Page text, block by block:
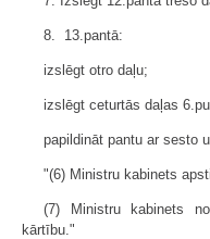
8. 13.pantā:
izslēgt otro daļu;
izslēgt ceturtās daļas
papildināt pantu ar sesto
"(6) Ministru kabinets
(7) Ministru kabinets
kārtību."